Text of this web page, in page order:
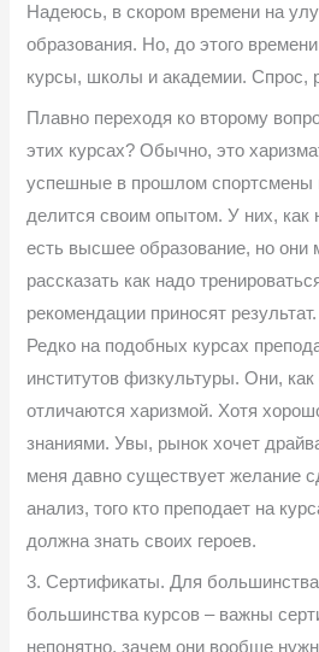
Надеюсь, в скором времени на
образования. Но, до этого
курсы, школы и академии. Спрос,
Плавно переходя ко второму
этих курсах? Обычно, это
успешные в прошлом спортсмены
делится своим опытом. У них, как
есть высшее образование, но они
рассказать как надо
рекомендации приносят
Редко на подобных курсах
институтов физкультуры. Они,
отличаются харизмой. Хотя
знаниями. Увы, рынок хочет
меня давно существует желание
анализ, того кто преподает на
должна знать своих героев.
3. Сертификаты. Для большинства
большинства курсов – важны
непонятно, зачем они вообще